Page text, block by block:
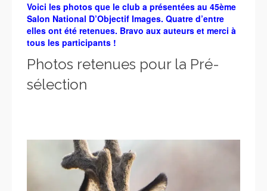
Voici les photos que le club a présentées au 45ème
Salon National D’Objectif Images. Quatre d’entre
elles ont été retenues. Bravo aux auteurs et merci à
tous les participants !
Photos retenues pour la Pré-
sélection